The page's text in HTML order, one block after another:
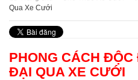
Qua Xe Cưới
PHONG CÁCH
ĐẠI QUA XE CƯỚI